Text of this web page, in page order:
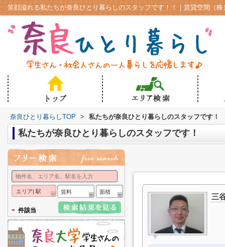
奈良ひとり暮らしTOP > 私たちが奈良ひとり暮らしのスタッフです！
私たちが奈良ひとり暮らしのスタッフです！
三
エリア| 駅 賃料 面積
- 件該当